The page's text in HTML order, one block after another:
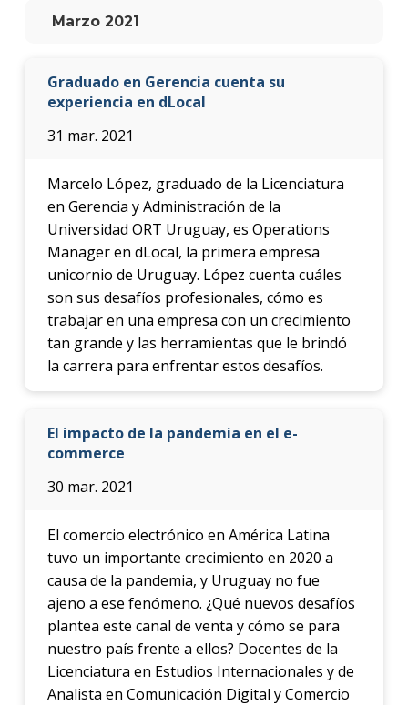
Marzo 2021
Graduado en Gerencia cuenta su
experiencia en dLocal
31 mar. 2021
Marcelo López, graduado de la Licenciatura
en Gerencia y Administración de la
Universidad ORT Uruguay, es Operations
Manager en dLocal, la primera empresa
unicornio de Uruguay. López cuenta cuáles
son sus desafíos profesionales, cómo es
trabajar en una empresa con un crecimiento
tan grande y las herramientas que le brindó
la carrera para enfrentar estos desafíos.
El impacto de la pandemia en el e-
commerce
30 mar. 2021
El comercio electrónico en América Latina
tuvo un importante crecimiento en 2020 a
causa de la pandemia, y Uruguay no fue
ajeno a ese fenómeno. ¿Qué nuevos desafíos
plantea este canal de venta y cómo se para
nuestro país frente a ellos? Docentes de la
Licenciatura en Estudios Internacionales y de
Analista en Comunicación Digital y Comercio